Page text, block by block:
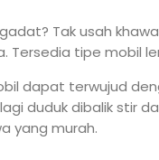
Tak usah
tipe mobil
dapat terwujud
duduk dibalik stir
yang murah.